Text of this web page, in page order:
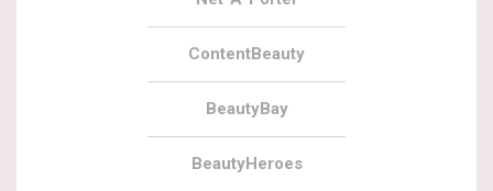
ContentBeauty
BeautyBay
BeautyHeroes